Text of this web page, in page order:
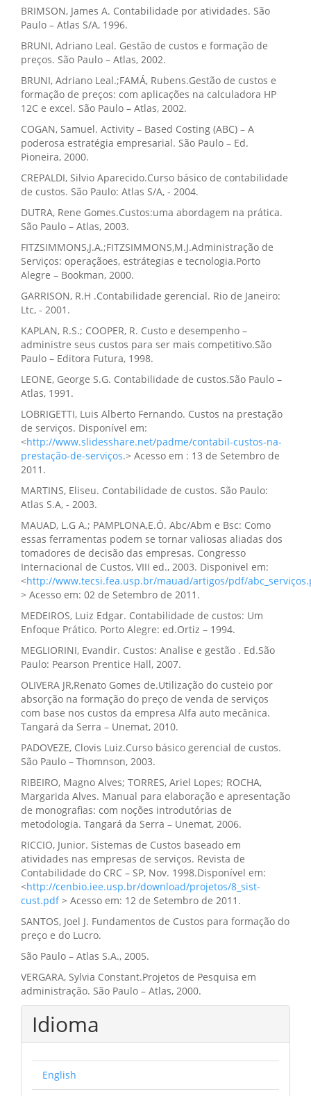
BRIMSON, James A. Contabilidade por atividades. São
Paulo – Atlas S/A, 1996.
BRUNI, Adriano Leal. Gestão de custos e formação de
preços. São Paulo – Atlas, 2002.
BRUNI, Adriano Leal.;FAMÁ, Rubens.Gestão de custos e
formação de preços: com aplicações na calculadora HP
12C e excel. São Paulo – Atlas, 2002.
COGAN, Samuel. Activity – Based Costing (ABC) – A
poderosa estratégia empresarial. São Paulo – Ed.
Pioneira, 2000.
CREPALDI, Silvio Aparecido.Curso básico de contabilidade
de custos. São Paulo: Atlas S/A, - 2004.
DUTRA, Rene Gomes.Custos:uma abordagem na prática.
São Paulo – Atlas, 2003.
FITZSIMMONS,J.A.;FITZSIMMONS,M.J.Administração de
Serviços: operaçãoes, estrátegias e tecnologia.Porto
Alegre – Bookman, 2000.
GARRISON, R.H .Contabilidade gerencial. Rio de Janeiro:
Ltc, - 2001.
KAPLAN, R.S.; COOPER, R. Custo e desempenho –
administre seus custos para ser mais competitivo.São
Paulo – Editora Futura, 1998.
LEONE, George S.G. Contabilidade de custos.São Paulo –
Atlas, 1991.
LOBRIGETTI, Luis Alberto Fernando. Custos na prestação
de serviços. Disponível em:
<http://www.slidesshare.net/padme/contabil-custos-na-
prestação-de-serviços.> Acesso em : 13 de Setembro de
2011.
MARTINS, Eliseu. Contabilidade de custos. São Paulo:
Atlas S.A, - 2003.
MAUAD, L.G A.; PAMPLONA,E.Ó. Abc/Abm e Bsc: Como
essas ferramentas podem se tornar valiosas aliadas dos
tomadores de decisão das empresas. Congresso
Internacional de Custos, VIII ed., 2003. Disponivel em:
<http://www.tecsi.fea.usp.br/mauad/artigos/pdf/
> Acesso em: 02 de Setembro de 2011.
MEDEIROS, Luiz Edgar. Contabilidade de custos: Um
Enfoque Prático. Porto Alegre: ed.Ortiz – 1994.
MEGLIORINI, Evandir. Custos: Analise e gestão . Ed.São
Paulo: Pearson Prentice Hall, 2007.
OLIVERA JR,Renato Gomes de.Utilização do custeio por
absorção na formação do preço de venda de serviços
com base nos custos da empresa Alfa auto mecânica.
Tangará da Serra – Unemat, 2010.
PADOVEZE, Clovis Luiz.Curso básico gerencial de custos.
São Paulo – Thomnson, 2003.
RIBEIRO, Magno Alves; TORRES, Ariel Lopes; ROCHA,
Margarida Alves. Manual para elaboração e apresentação
de monografias: com noções introdutórias de
metodologia. Tangará da Serra – Unemat, 2006.
RICCIO, Junior. Sistemas de Custos baseado em
atividades nas empresas de serviços. Revista de
Contabilidade do CRC – SP, Nov. 1998.Disponível em:
<http://cenbio.iee.usp.br/download/projetos/8_sist-
cust.pdf> Acesso em: 12 de Setembro de 2011.
SANTOS, Joel J. Fundamentos de Custos para formação do
preço e do Lucro.
São Paulo – Atlas S.A., 2005.
VERGARA, Sylvia Constant.Projetos de Pesquisa em
administração. São Paulo – Atlas, 2000.
Idioma
English